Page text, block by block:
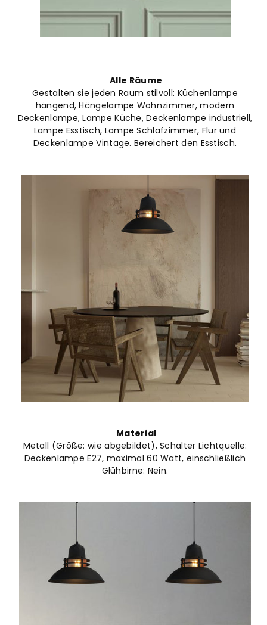
Alle Räume
Gestalten sie jeden Raum stilvoll: Küchenlampe
hängend, Hängelampe Wohnzimmer, modern
Deckenlampe, Lampe Küche, Deckenlampe industriell,
Lampe Esstisch, Lampe Schlafzimmer, Flur und
Deckenlampe Vintage. Bereichert den Esstisch.
Material
Metall (Größe: wie abgebildet), Schalter Lichtquelle:
Deckenlampe E27, maximal 60 Watt, einschließlich
Glühbirne: Nein.